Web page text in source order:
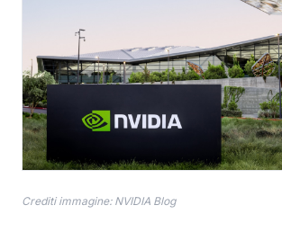
Crediti immagine: NVIDIA Blog